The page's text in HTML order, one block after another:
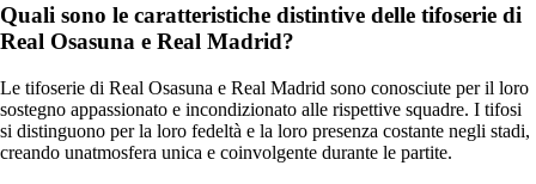
Quali sono le caratteristiche distintive delle tifoserie di
Real Osasuna e Real Madrid?
Le tifoserie di Real Osasuna e Real Madrid sono conosciute per il loro
sostegno appassionato e incondizionato alle rispettive squadre. I tifosi
si distinguono per la loro fedeltà e la loro presenza costante negli stadi,
creando unatmosfera unica e coinvolgente durante le partite.